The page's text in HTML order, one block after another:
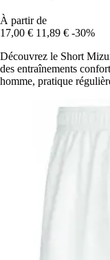
À partir de
17,00 € 11,89 € -30%
Découvrez le Short
des entraînements
homme, pratique